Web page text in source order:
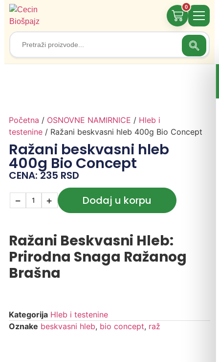
Search
for:
0
Početna / OSNOVNE NAMIRNICE / Hleb i
testenine/ Ražani beskvasni hleb 400g Bio Concept
Ražani beskvasni hleb
400g Bio Concept
CENA:235 RSD
− + Dodaj u korpu
Ražani Beskvasni Hleb:
Prirodna Snaga Ražanog
Brašna
Kategorija Hleb i testenine
Oznake beskvasni hleb, bio concept, raž